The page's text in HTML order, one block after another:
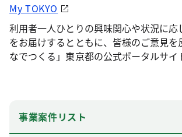
My TOKYO
利用者一人ひとりの興味関心や状況に応
をお届けするとともに、皆様のご意見を
なでつくる」東京都の公式ポータルサイ
事業案件リスト